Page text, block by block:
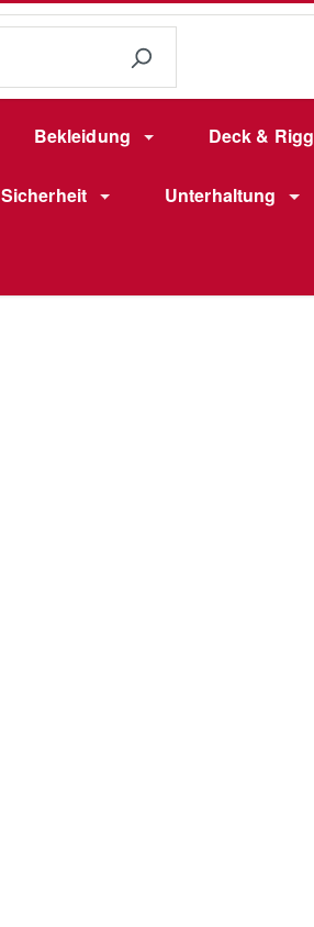
Bekleidung Deck & Rigg
Sicherheit Unterhaltung